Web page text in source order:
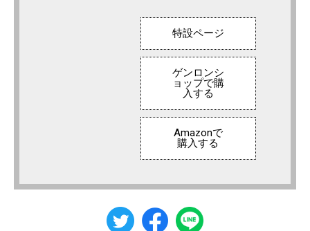
特設ページ
ゲンロンシ
ョップで購
入する
Amazonで
購入する